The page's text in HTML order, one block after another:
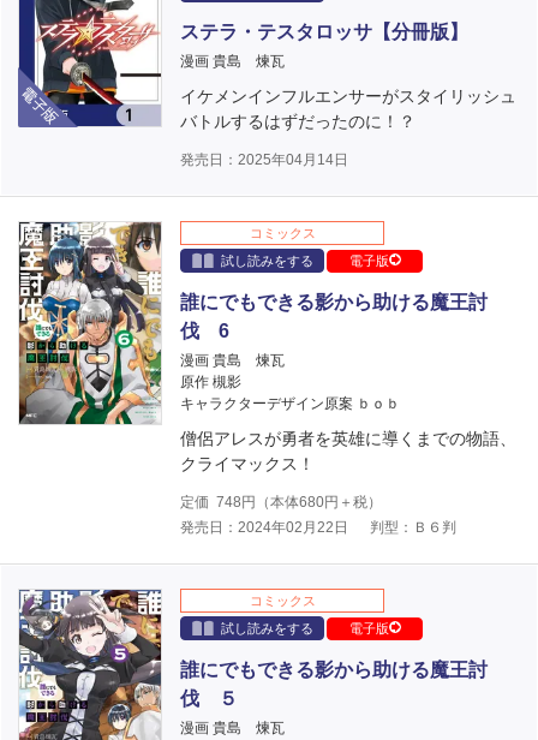
電子版
ステラ・テスタロッサ【分冊版】
漫画 貴島 煉瓦
イケメンインフルエンサーがスタイリッシュ
バトルするはずだったのに！？
発売日：2025年04月14日
コミックス
試し読みをする
電子版
誰にでもできる影から助ける魔王討
伐 6
漫画 貴島 煉瓦
原作 槻影
キャラクターデザイン原案 ｂｏｂ
僧侶アレスが勇者を英雄に導くまでの物語、
クライマックス！
定価 748 円（本体680円＋税）
発売日：2024年02月22日
判型：Ｂ６判
コミックス
試し読みをする
電子版
誰にでもできる影から助ける魔王討
伐 ５
漫画 貴島 煉瓦